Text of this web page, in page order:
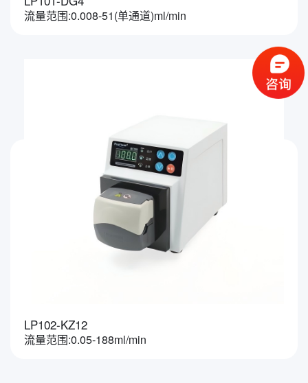
流量范围:0.008-51(单通道)ml/min
LP102-KZ12
流量范围:0.05-188ml/min